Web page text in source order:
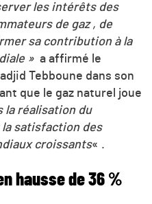
les intérêts des
de gaz , de
sa contribution à la
» a affirmé le
Tebboune dans son
que le gaz naturel joue
la réalisation du
satisfaction des
croissants« .
hausse de 36 %